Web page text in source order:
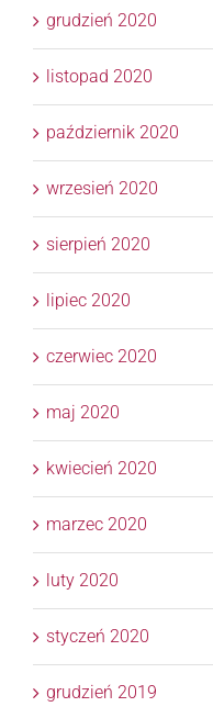
grudzień 2020
listopad 2020
październik 2020
wrzesień 2020
sierpień 2020
lipiec 2020
czerwiec 2020
maj 2020
kwiecień 2020
marzec 2020
luty 2020
styczeń 2020
grudzień 2019